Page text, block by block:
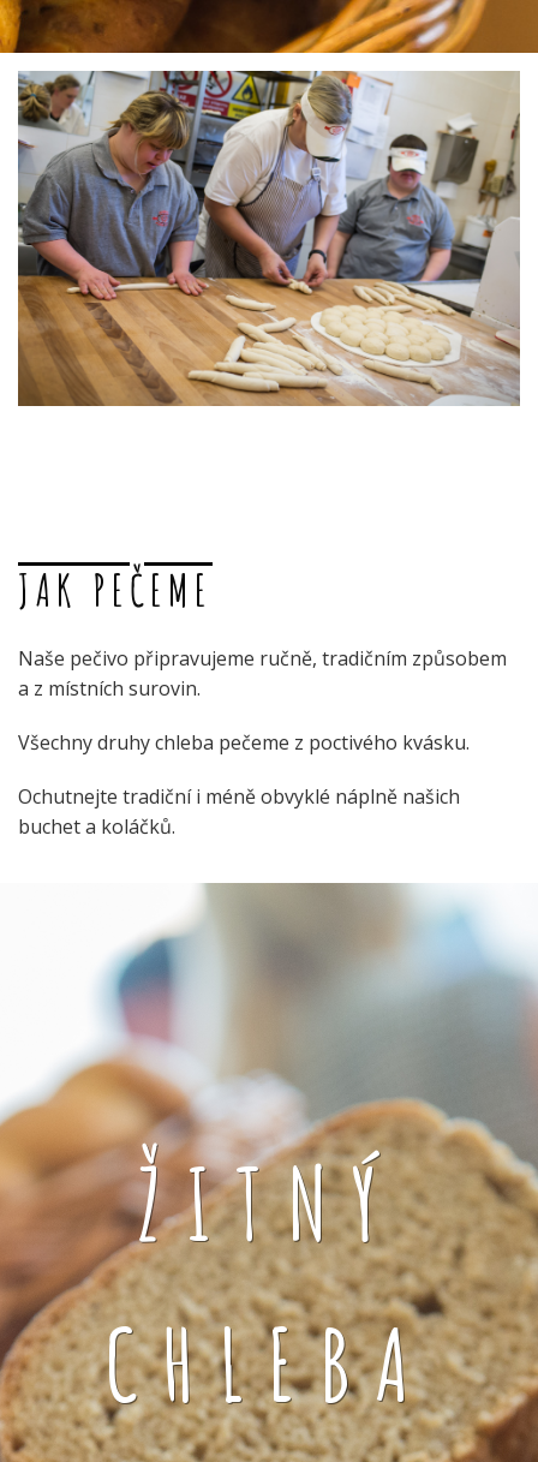
JAK PEČEME
Naše pečivo připravujeme ručně, tradičním způsobem
a z místních surovin.
Všechny druhy chleba pečeme z poctivého kvásku.
Ochutnejte tradiční i méně obvyklé náplně našich
buchet a koláčků.
ŽITNÝ
CHLEBA